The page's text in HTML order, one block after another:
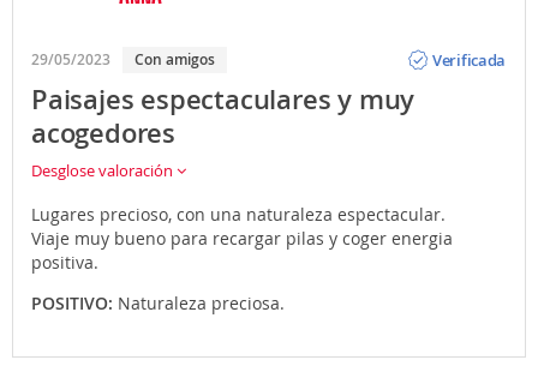
29/05/2023 Con amigos
Verificada
Paisajes espectaculares y muy
acogedores
Desglose valoración
Lugares precioso, con una naturaleza espectacular.
Viaje muy bueno para recargar pilas y coger energia
positiva.
POSITIVO: Naturaleza preciosa.